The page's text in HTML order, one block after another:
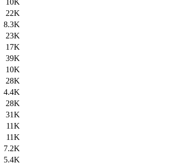
10K
22K
8.3K
23K
17K
39K
10K
28K
4.4K
28K
31K
11K
11K
7.2K
5.4K